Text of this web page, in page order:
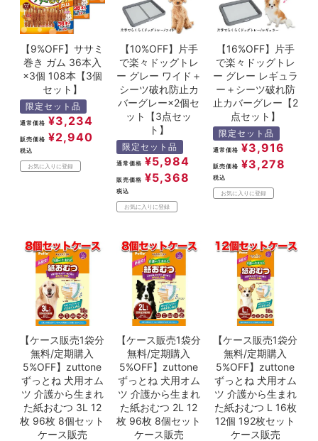
【9%OFF】ササミ
巻き ガム 36本入
×3個 108本【3個
セット】
限定セット品
通常価格 ¥3,234
販売価格 ¥2,940
税込
お気に入りに登録
【10%OFF】片手
で楽々ドッグトレ
ー グレー ワイド＋
シーツ破れ防止カ
バーグレー×2個セ
ット【3点セッ
ト】
限定セット品
通常価格 ¥5,984
販売価格 ¥5,368
税込
お気に入りに登録
【16%OFF】片手
で楽々ドッグトレ
ー グレー レギュラ
ー＋シーツ破れ防
止カバーグレー【2
点セット】
限定セット品
通常価格 ¥3,916
販売価格 ¥3,278
税込
お気に入りに登録
【ケース販売1袋分
無料/定期購入
5%OFF】zuttone
ずっとね 犬用オム
ツ 介護から生まれ
た紙おむつ 3L 12
枚 96枚 8個セット
ケース販売
【ケース販売1袋分
無料/定期購入
5%OFF】zuttone
ずっとね 犬用オム
ツ 介護から生まれ
た紙おむつ 2L 12
枚 96枚 8個セット
ケース販売
【ケース販売1袋分
無料/定期購入
5%OFF】zuttone
ずっとね 犬用オム
ツ 介護から生まれ
た紙おむつ L 16枚
12個 192枚セット
ケース販売